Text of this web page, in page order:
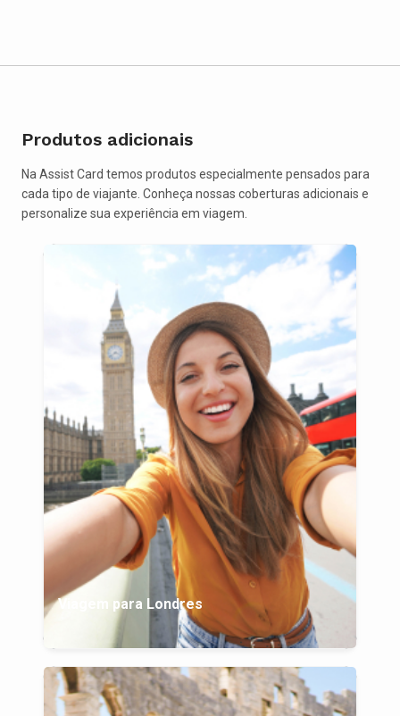
Produtos adicionais
Na Assist Card temos produtos especialmente pensados para
cada tipo de viajante. Conheça nossas coberturas adicionais e
personalize sua experiência em viagem.
Viagem para Londres